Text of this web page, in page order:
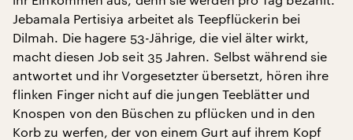
Jebamala Pertisiya arbeitet als Teepflückerin bei
Dilmah. Die hagere 53-Jährige, die viel älter wirkt,
macht diesen Job seit 35 Jahren. Selbst während sie
antwortet und ihr Vorgesetzter übersetzt, hören ihre
flinken Finger nicht auf die jungen Teeblätter und
Knospen von den Büschen zu pflücken und in den
Korb zu werfen, der von einem Gurt auf ihrem Kopf